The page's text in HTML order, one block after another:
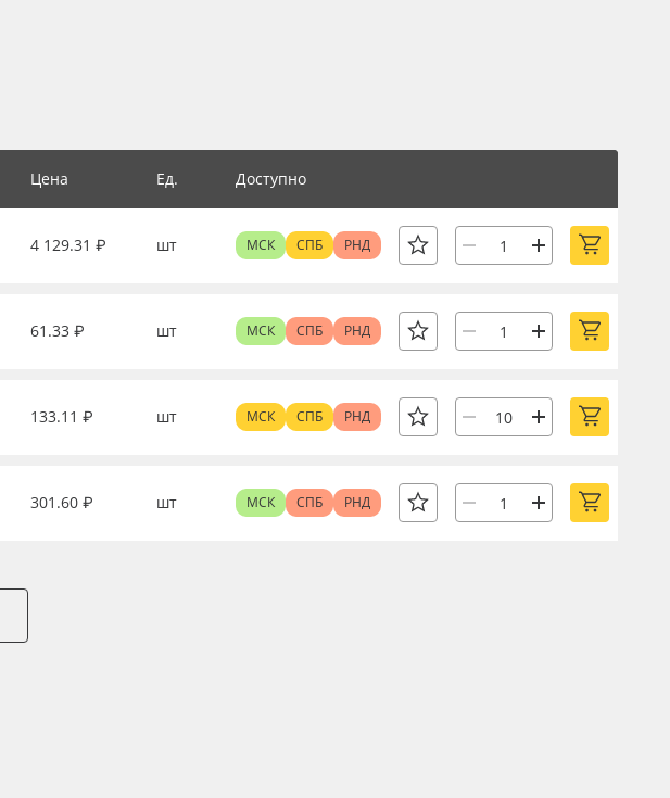
Цена Ед. Доступно
4 129.31 ₽ шт МСК СПБ РНД
61.33 ₽ шт МСК СПБ РНД
133.11 ₽ шт МСК СПБ РНД
301.60 ₽ шт МСК СПБ РНД